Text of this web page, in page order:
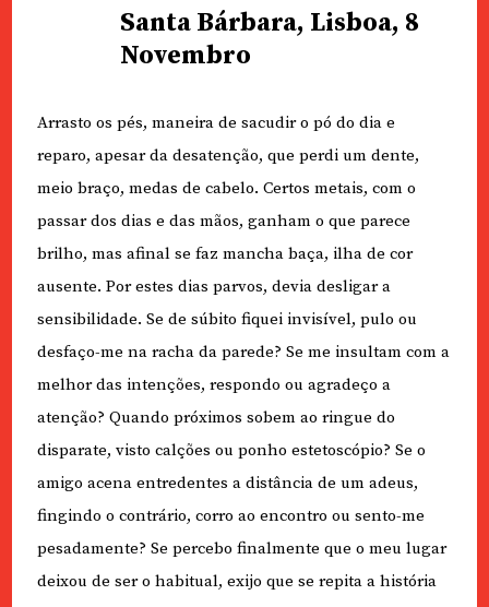
Santa Bárbara, Lisboa, 8
Novembro
Arrasto os pés, maneira de sacudir o pó do dia e
reparo, apesar da desatenção, que perdi um dente,
meio braço, medas de cabelo. Certos metais, com o
passar dos dias e das mãos, ganham o que parece
brilho, mas afinal se faz mancha baça, ilha de cor
ausente. Por estes dias parvos, devia desligar a
sensibilidade. Se de súbito fiquei invisível, pulo ou
desfaço-me na racha da parede? Se me insultam com a
melhor das intenções, respondo ou agradeço a
atenção? Quando próximos sobem ao ringue do
disparate, visto calções ou ponho estetoscópio? Se o
amigo acena entredentes a distância de um adeus,
fingindo o contrário, corro ao encontro ou sento-me
pesadamente? Se percebo finalmente que o meu lugar
deixou de ser o habitual, exijo que se repita a história